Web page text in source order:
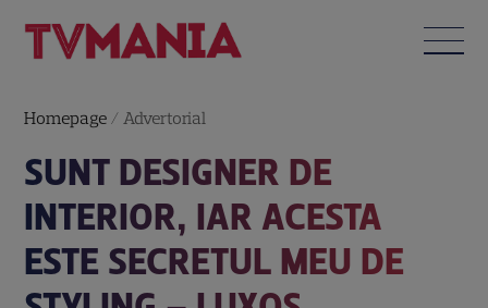
Homepage / Advertorial
SUNT DESIGNER DE
INTERIOR, IAR ACESTA
ESTE SECRETUL MEU DE